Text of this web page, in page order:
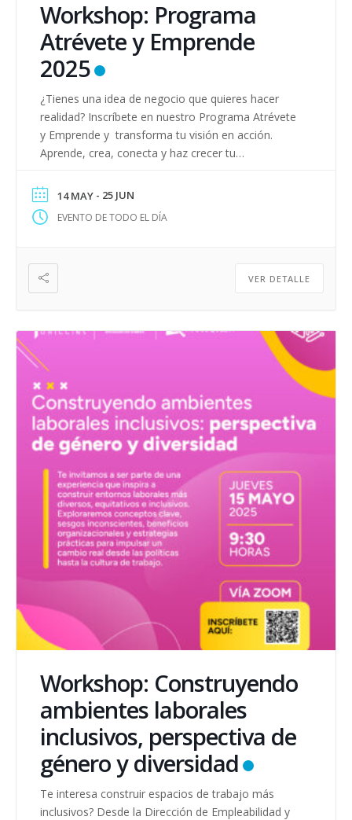
Workshop: Programa
Atrévete y Emprende
2025
¿Tienes una idea de negocio que quieres hacer
realidad? Inscríbete en nuestro Programa Atrévete
y Emprende y transforma tu visión en acción.
Aprende, crea, conecta y haz crecer tu
abiertas AQUÍ!
14 MAY - 25 JUN
EVENTO DE TODO EL DÍA
VER DETALLE
Workshop: Construyendo
ambientes laborales
inclusivos, perspectiva de
género y diversidad
Te interesa construir espacios de trabajo más
inclusivos? Desde la Dirección de Empleabilidad y